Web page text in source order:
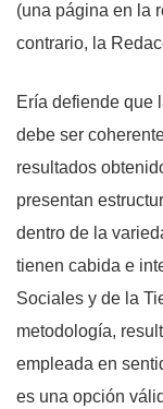
(una página en la
contrario, la
Ería defiende que
debe ser
resultados
presentan
dentro de la
tienen cabida e
Sociales y de la
metodología,
empleada en
es una opción